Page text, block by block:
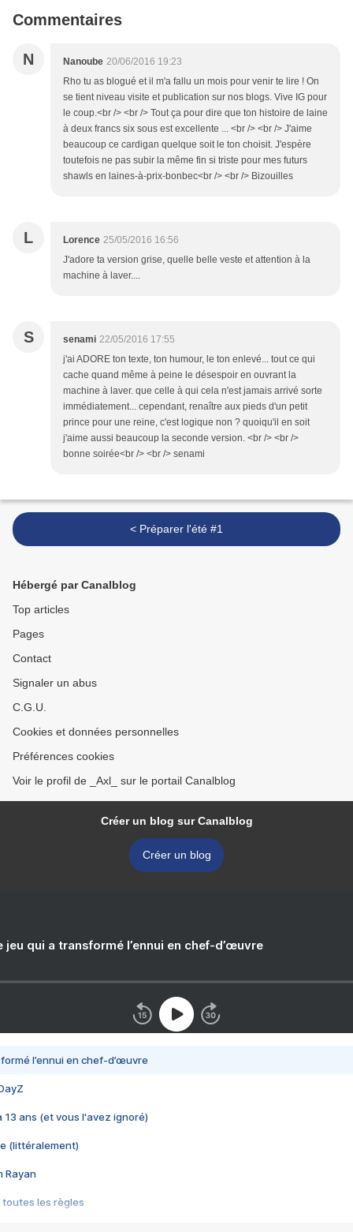
Commentaires
N Nanoube 20/06/2016 19:23
Rho tu as blogué et il m'a fallu un mois pour venir te lire ! On
se tient niveau visite et publication sur nos blogs. Vive IG pour
le coup.<br /> <br /> Tout ça pour dire que ton histoire de laine
à deux francs six sous est excellente ... <br /> <br /> J'aime
beaucoup ce cardigan quelque soit le ton choisit. J'espère
toutefois ne pas subir la même fin si triste pour mes futurs
shawls en laines-à-prix-bonbec<br /> <br /> Bizouilles
L Lorence 25/05/2016 16:56
J'adore ta version grise, quelle belle veste et attention à la
machine à laver....
S senami 22/05/2016 17:55
j'ai ADORE ton texte, ton humour, le ton enlevé... tout ce qui
cache quand même à peine le désespoir en ouvrant la
machine à laver. que celle à qui cela n'est jamais arrivé sorte
immédiatement... cependant, renaître aux pieds d'un petit
prince pour une reine, c'est logique non ? quoiqu'il en soit
j'aime aussi beaucoup la seconde version. <br /> <br />
bonne soirée<br /> <br /> senami
< Préparer l'été #1
Hébergé par Canalblog
Top articles
Pages
Contact
Signaler un abus
C.G.U.
Cookies et données personnelles
Préférences cookies
Voir le profil de _Axl_ sur le portail Canalblog
Créer un blog sur Canalblog
Créer un blog
jeu qui a transformé l’ennui en chef-d’œuvre
l’ennui en chef-d’œuvre
13 ans (et vous l'avez ignoré)
(littéralement)
Rayan
toutes les règles